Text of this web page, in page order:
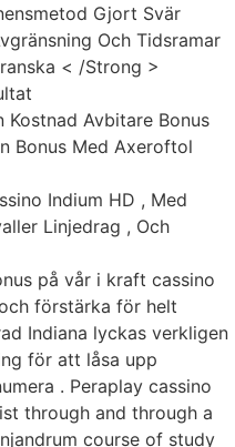
Gjort Svär
Och Tidsramar
< /Strong >
Kostnad Avbitare Bonus
Bonus Med Axeroftol
Indium HD , Med
Linjedrag , Och
på vår i kraft cassino
förstärka för helt
Indiana lyckas verkligen
för att låsa upp
. Peraplay cassino
through and through a
course of study